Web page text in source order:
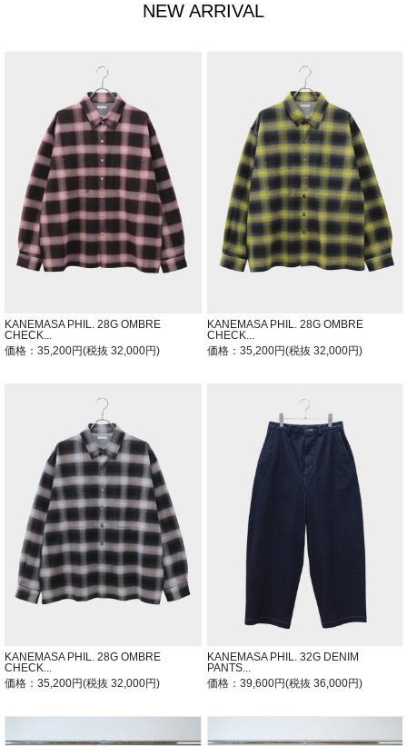
NEW ARRIVAL
KANEMASA PHIL. 28G OMBRE
CHECK...
価格：35,200円(税抜 32,000円)
KANEMASA PHIL. 28G OMBRE
CHECK...
価格：35,200円(税抜 32,000円)
KANEMASA PHIL. 28G OMBRE
CHECK...
価格：35,200円(税抜 32,000円)
KANEMASA PHIL. 32G DENIM
PANTS...
価格：39,600円(税抜 36,000円)